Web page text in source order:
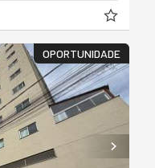
OPORTUNIDADE